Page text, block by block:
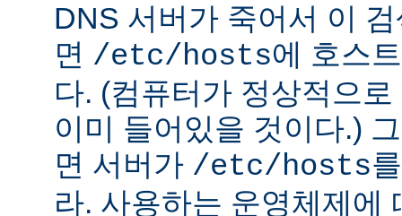
DNS 서버가 죽어서 이
면 /etc/hosts에 호스
다. (컴퓨터가 정상적으
이미 들어있을 것이다.)
면 서버가 /etc/hosts
라. 사용하는 운영체제에